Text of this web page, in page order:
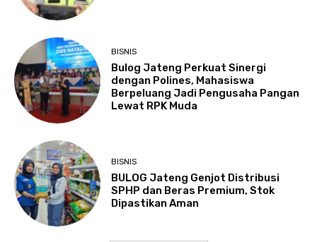
BISNIS
Bulog Jateng Perkuat Sinergi
dengan Polines, Mahasiswa
Berpeluang Jadi Pengusaha Pangan
Lewat RPK Muda
BISNIS
BULOG Jateng Genjot Distribusi
SPHP dan Beras Premium, Stok
Dipastikan Aman